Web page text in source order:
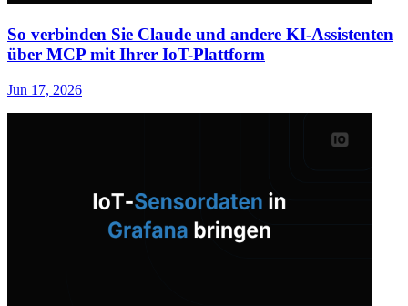
So verbinden Sie Claude und andere KI-Assistenten
über MCP mit Ihrer IoT-Plattform
Jun 17, 2026